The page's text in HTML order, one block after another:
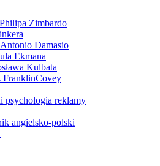
Zimbardo
Damasio
Ekmana
Kulbata
FranklinCovey
psychologia reklamy
angielsko-polski